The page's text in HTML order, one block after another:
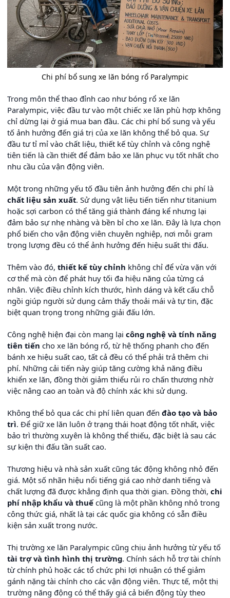
Chi phí bổ sung xe lăn bóng rổ Paralympic
Trong môn thể thao đỉnh cao như bóng rổ xe lăn
Paralympic, việc đầu tư vào một chiếc xe lăn phù hợp không
chỉ dừng lại ở giá mua ban đầu. Các chi phí bổ sung và yếu
tố ảnh hưởng đến giá trị của xe lăn không thể bỏ qua. Sự
đầu tư tỉ mỉ vào chất liệu, thiết kế tùy chỉnh và công nghệ
tiên tiến là cần thiết để đảm bảo xe lăn phục vụ tốt nhất cho
nhu cầu của vận động viên.
Một trong những yếu tố đầu tiên ảnh hưởng đến chi phí là
chất liệu sản xuất. Sử dụng vật liệu tiến tiến như titanium
hoặc sợi carbon có thể tăng giá thành đáng kể nhưng lại
đảm bảo sự nhẹ nhàng và bền bỉ cho xe lăn. Đây là lựa chọn
phổ biến cho vận động viên chuyên nghiệp, nơi mỗi gram
trọng lượng đều có thể ảnh hưởng đến hiệu suất thi đấu.
Thêm vào đó, thiết kế tùy chỉnh không chỉ để vừa vặn với
cơ thể mà còn để phát huy tối đa hiệu năng của từng cá
nhân. Việc điều chỉnh kích thước, hình dáng và kết cấu chỗ
ngồi giúp người sử dụng cảm thấy thoải mái và tự tin, đặc
biệt quan trọng trong những giải đấu lớn.
Công nghệ hiện đại còn mang lại công nghệ và tính năng
tiên tiến cho xe lăn bóng rổ, từ hệ thống phanh cho đến
bánh xe hiệu suất cao, tất cả đều có thể phải trả thêm chi
phí. Những cải tiến này giúp tăng cường khả năng điều
khiển xe lăn, đồng thời giảm thiểu rủi ro chấn thương nhờ
việc nâng cao an toàn và độ chính xác khi sử dụng.
Không thể bỏ qua các chi phí liên quan đến đào tạo và bảo
trì. Để giữ xe lăn luôn ở trạng thái hoạt động tốt nhất, việc
bảo trì thường xuyên là không thể thiếu, đặc biệt là sau các
sự kiện thi đấu tần suất cao.
Thương hiệu và nhà sản xuất cũng tác động không nhỏ đến
giá. Một số nhãn hiệu nổi tiếng giá cao nhờ danh tiếng và
chất lượng đã được khẳng định qua thời gian. Đồng thời, chi
phí nhập khẩu và thuếcũng là một phần không nhỏ trong
công thức giá, nhất là tại các quốc gia không có sẵn điều
kiện sản xuất trong nước.
Thị trường xe lăn Paralympic cũng chịu ảnh hưởng từ yếu tố
tài trợ và tình hình thị trường. Chính sách hỗ trợ tài chính
từ chính phủ hoặc các tổ chức phi lợi nhuận có thể giảm
gánh nặng tài chính cho các vận động viên. Thực tế, một thị
trường năng động có thể thấy giá cả biến động tùy theo